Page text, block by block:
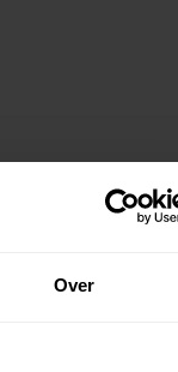
Over